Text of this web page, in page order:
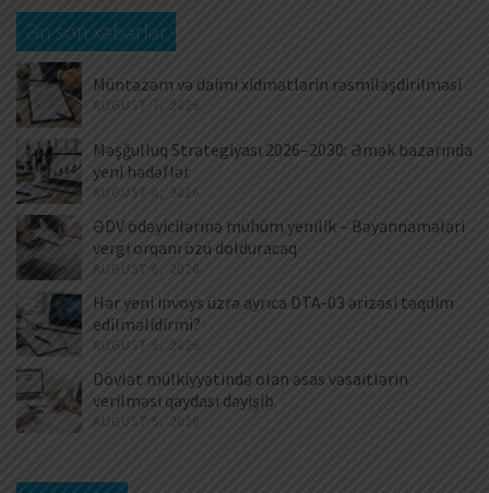
Ən son xəbərlər
Müntəzəm və daimi xidmətlərin rəsmiləşdirilməsi
AUGUST 7, 2026
Məşğulluq Strategiyası 2026–2030: Əmək bazarında
yeni hədəflər
AUGUST 6, 2026
ƏDV ödəyicilərinə mühüm yenilik – Bəyannamələri
vergi orqanı özü dolduracaq
AUGUST 6, 2026
Hər yeni invoys üzrə ayrıca DTA-03 ərizəsi təqdim
edilməlidirmi?
AUGUST 6, 2026
Dövlət mülkiyyətində olan əsas vəsaitlərin
verilməsi qaydası dəyişib
AUGUST 5, 2026